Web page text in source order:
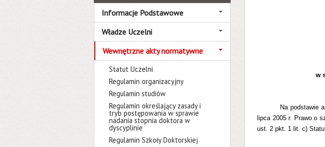
Informacje Podstawowe
Władze Uczelni
Wewnętrzne akty normatywne
Statut Uczelni
Regulamin organizacyjny
Regulamin studiów
Regulamin określający zasady i
tryb postępowania w sprawie
nadania stopnia doktora w
dyscyplinie
Regulamin Szkoły Doktorskiej
w
Na podstawie
lipca 2005 r. Prawo o
ust. 2 pkt. 1 lit. c)